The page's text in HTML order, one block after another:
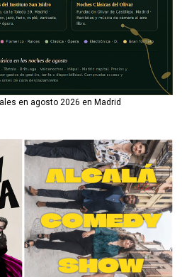
en agosto 2026 en Madrid